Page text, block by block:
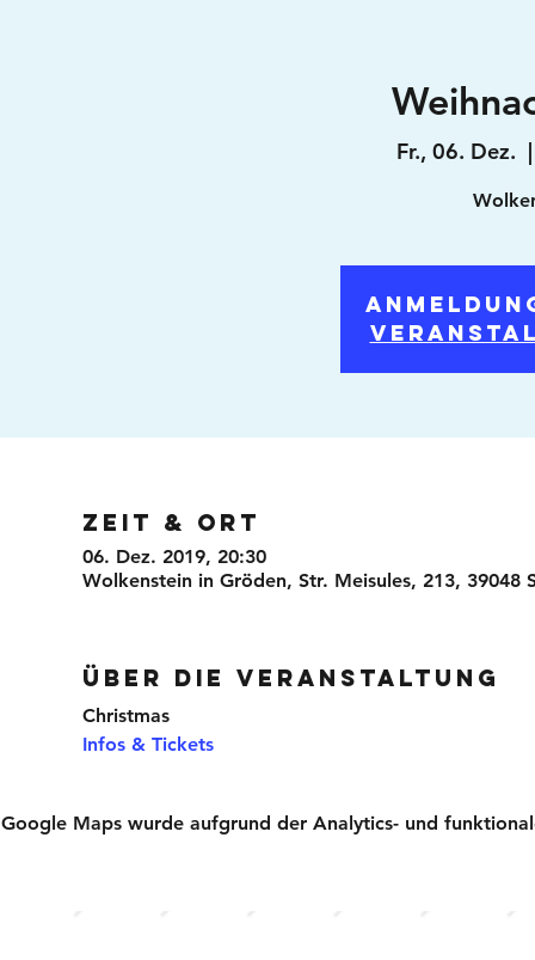
Fr., 06. Dez.
Zeit & Ort
06. Dez. 2019, 20:30
Wolkenstein in Gröden, Str. Meisules, 213, 39048
Über die Veranstaltung
Christmas
Infos & Tickets
Google Maps wurde aufgrund der Analytics- und